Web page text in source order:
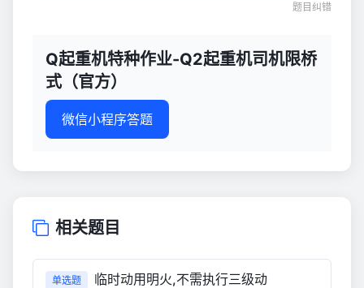
题目纠错
Q起重机特种作业-Q2起重机司机限桥
式（官方）
微信小程序答题
相关题目
单选题
临时动用明火,不需执行三级动